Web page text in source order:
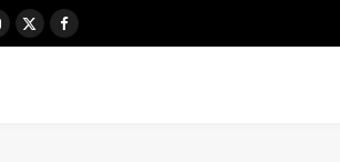
فيسبوك
X